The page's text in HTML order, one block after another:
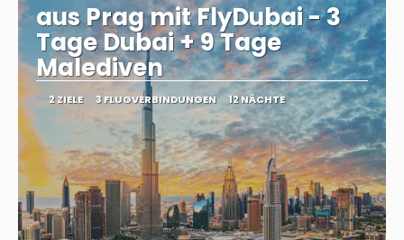
aus Prag mit FlyDubai - 3
Tage Dubai + 9 Tage
Malediven
2 ZIELE 3 FLUGVERBINDUNGEN 12 NÄCHTE